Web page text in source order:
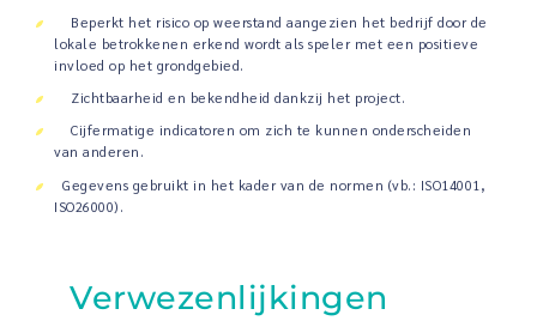
Beperkt het risico op weerstand aangezien het bedrijf door de
lokale betrokkenen erkend wordt als speler met een positieve
invloed op het grondgebied.
Zichtbaarheid en bekendheid dankzij het project.
Cijfermatige indicatoren om zich te kunnen onderscheiden
van anderen.
Gegevens gebruikt in het kader van de normen (vb.: ISO14001,
ISO26000).
Verwezenlijkingen